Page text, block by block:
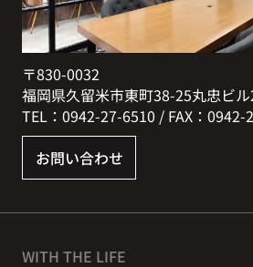
〒830-0032
福岡県久留米市東町38-25丸忠ビル
TEL：0942-27-6510 / FAX：0942-
お問い合わせ
WITH THE LIFE